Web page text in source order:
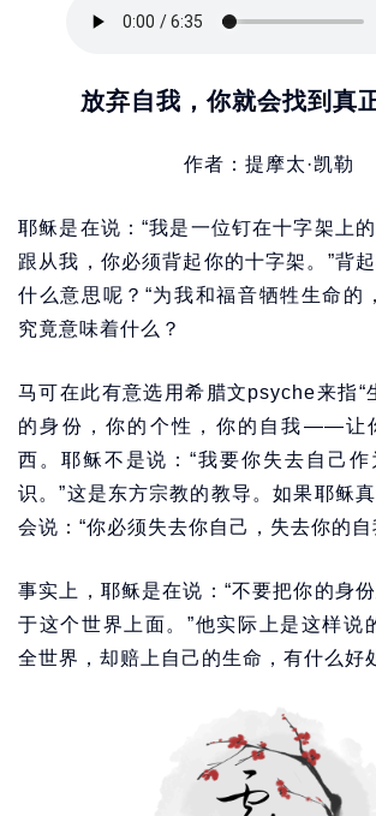
放弃自我，你就会找到真
作者：提摩太·凯勒
耶稣是在说：“我是一位钉在十字架上
跟从我，你必须背起你的十字架。”背
什么意思呢？“为我和福音牺牲生命的
究竟意味着什么？
马可在此有意选用希腊文psyche来指“
的身份，你的个性，你的自我——让
西。耶稣不是说：“我要你失去自己
识。”这是东方宗教的教导。如果耶稣
会说：“你必须失去你自己，失去你的自
事实上，耶稣是在说：“不要把你的身
于这个世界上面。”他实际上是这样说
全世界，却赔上自己的生命，有什么好